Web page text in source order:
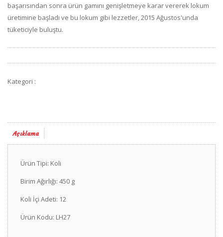
başarısından sonra ürün gamını genişletmeye karar vererek lokum
üretimine başladı ve bu lokum gibi lezzetler, 2015 Ağustos'unda
tüketiciyle buluştu.
Kategori :
Açıklama
Ürün Tipi: Koli
Birim Ağırlığı: 450 g
Koli İçi Adeti: 12
Ürün Kodu: LH27